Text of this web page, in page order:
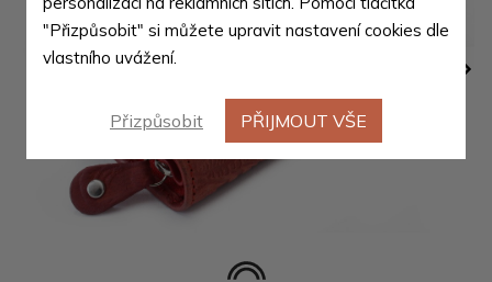
"Přizpůsobit" si můžete upravit nastavení cookies dle
vlastního uvážení.
Přizpůsobit PŘIJMOUT VŠE